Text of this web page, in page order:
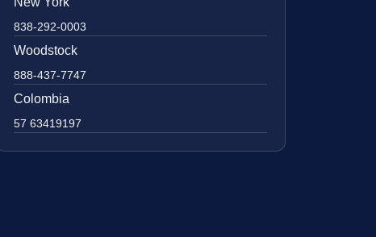
838-292-0003
Woodstock
888-437-7747
Colombia
57 63419197